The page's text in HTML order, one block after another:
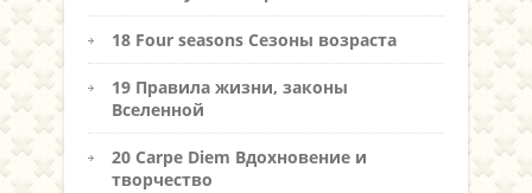
18 Four seasons Сезоны возраста
19 Правила жизни, законы
Вселенной
20 Carpe Diem Вдохновение и
творчество